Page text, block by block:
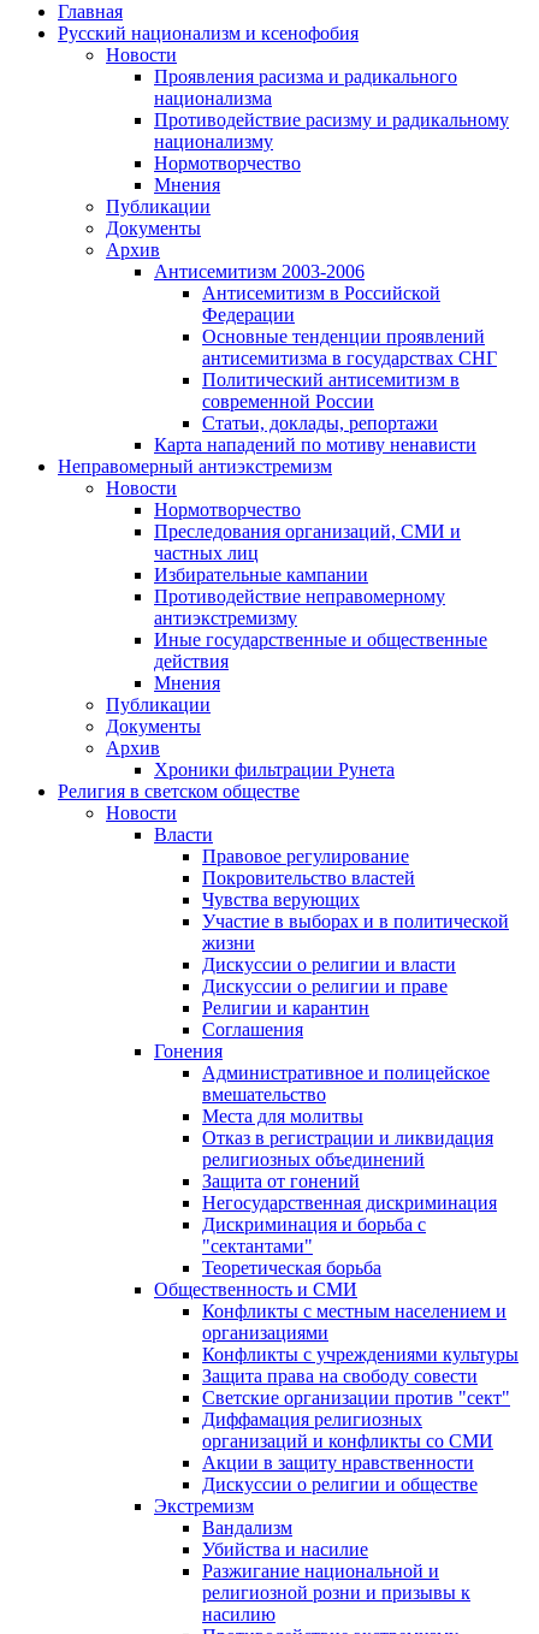
Главная
Русский национализм и ксенофобия
Новости
Проявления расизма и радикального
национализма
Противодействие расизму и радикальному
национализму
Нормотворчество
Мнения
Публикации
Документы
Архив
Антисемитизм 2003-2006
Антисемитизм в Российской
Федерации
Основные тенденции проявлений
антисемитизма в государствах СНГ
Политический антисемитизм в
современной России
Статьи, доклады, репортажи
Карта нападений по мотиву ненависти
Неправомерный антиэкстремизм
Новости
Нормотворчество
Преследования организаций, СМИ и
частных лиц
Избирательные кампании
Противодействие неправомерному
антиэкстремизму
Иные государственные и общественные
действия
Мнения
Публикации
Документы
Архив
Хроники фильтрации Рунета
Религия в светском обществе
Новости
Власти
Правовое регулирование
Покровительство властей
Чувства верующих
Участие в выборах и в политической
жизни
Дискуссии о религии и власти
Дискуссии о религии и праве
Религии и карантин
Соглашения
Гонения
Административное и полицейское
вмешательство
Места для молитвы
Отказ в регистрации и ликвидация
религиозных объединений
Защита от гонений
Негосударственная дискриминация
Дискриминация и борьба с
"сектантами"
Теоретическая борьба
Общественность и СМИ
Конфликты с местным населением и
организациями
Конфликты с учреждениями культуры
Защита права на свободу совести
Светские организации против "сект"
Диффамация религиозных
организаций и конфликты со СМИ
Акции в защиту нравственности
Дискуссии о религии и обществе
Экстремизм
Вандализм
Убийства и насилие
Разжигание национальной и
религиозной розни и призывы к
насилию